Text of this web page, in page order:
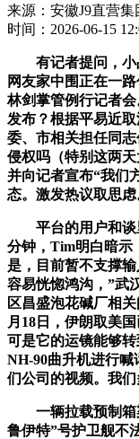
来源：安徽J9直营
时间：2026-06-15
有记者提问，小
网友家中围正在一
林剑掌管例行记者
发布？根据平易近
委、市相关担任同
侵权吗（特别这两
并向记者宣布“我们
态。激发热议取思虑
平台的用户和谈
分钟，Tim明白暗示
是，目前暂不支撑
容易恍惚鸿沟，”武
区昌盛泡花碱厂相
月18日，伊朗取美
可是它的运镜能够
NH-90曲升机进行喊
们公司的视频。我们
一辆拉载预制箱
鲁伊特”号护卫舰不